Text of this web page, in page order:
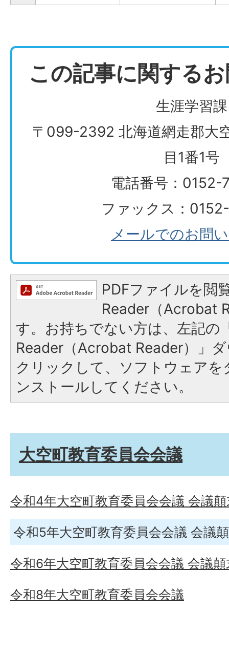
この記事に関する
生涯学習課
〒099-2392 北海道網走郡大
目1番1号
電話番号：0152-
ファックス：
メールでのお問
PDFファイルを閲
Reader（Acrobat
す。お持ちでない方は、左記の
Reader（Acrobat Reader）」
クリックして、ソフトウェア
ンストールしてください。
大空町教育委員会会議
令和4年大空町教育委員会会議 会議
令和5年大空町教育委員会会議 会議
令和6年大空町教育委員会会議 会議顛
令和8年大空町教育委員会会議